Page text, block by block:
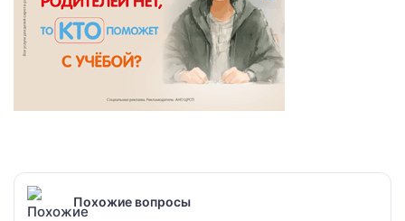
Похожие вопросы